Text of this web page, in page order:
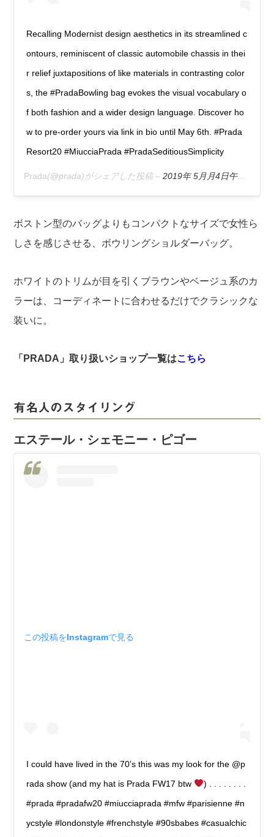
Recalling Modernist design aesthetics in its streamlined c
ontours, reminiscent of classic automobile chassis in thei
r relief juxtapositions of like materials in contrasting color
s, the #PradaBowling bag evokes the visual vocabulary o
f both fashion and a wider design language. Discover ho
w to pre-order yours via link in bio until May 6th. #Prada
Resort20 #MiucciaPrada #PradaSeditiousSimplicity
Prada(@prada)がシェアした投稿 –2019年 5月月4日午後3時00分PDT
ボストン型のバッグよりもコンパクトなサイズで女性ら
しさを感じさせる、ボウリングショルダーバッグ。
ホワイトのトリムが目を引くブラウンやベージュ系のカ
ラーは、コーディネートに合わせるだけでクラシックな
装いに。
「PRADA」取り扱いショップ一覧はこちら
有名人のスタイリング
エステール・シェモニー・ピゴー
この投稿をInstagramで見る
I could have lived in the 70’s this was my look for the @p
rada show (and my hat is Prada FW17 btw
) . . . . . . . .
#prada #pradafw20 #miucciaprada #mfw #parisienne #n
ycstyle #londonstyle #frenchstyle #90sbabes #casualchic